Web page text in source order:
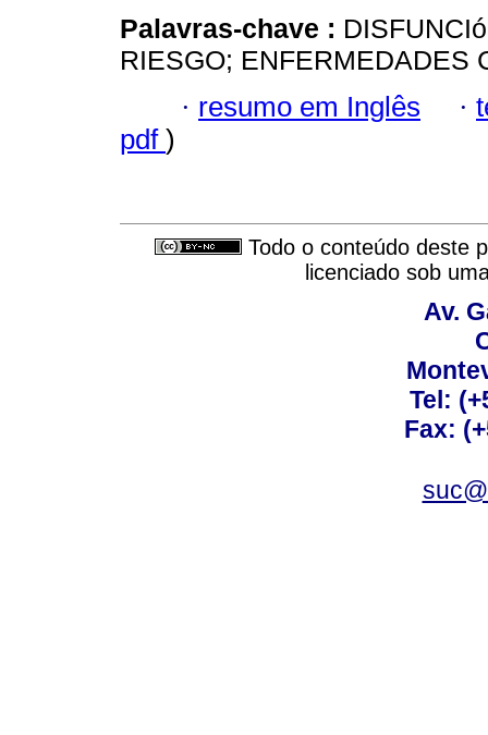
Palavras-chave :
RIESGO; ENFERMEDADES
· resumo em Inglês ·
pdf )
Todo o conteúdo deste
licenciado sob
Av.
Tel:
Fax: